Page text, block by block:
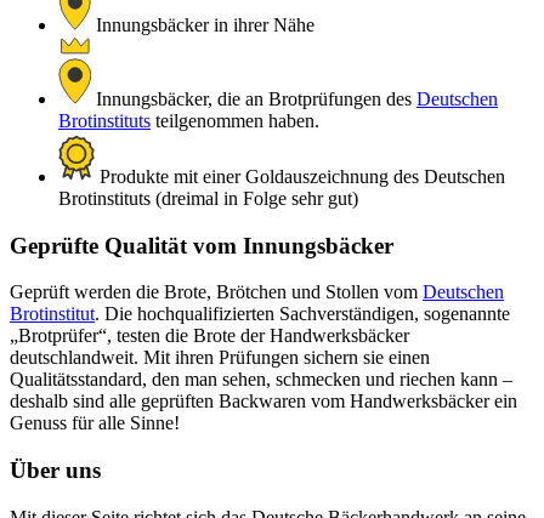
Innungsbäcker in ihrer Nähe
Innungsbäcker, die an Brotprüfungen des Deutschen
Brotinstituts teilgenommen haben.
Produkte mit einer Goldauszeichnung des Deutschen
Brotinstituts (dreimal in Folge sehr gut)
Geprüfte Qualität vom Innungsbäcker
Geprüft werden die Brote, Brötchen und Stollen vom Deutschen
Brotinstitut. Die hochqualifizierten Sachverständigen, sogenannte
„Brotprüfer“, testen die Brote der Handwerksbäcker
deutschlandweit. Mit ihren Prüfungen sichern sie einen
Qualitätsstandard, den man sehen, schmecken und riechen kann –
deshalb sind alle geprüften Backwaren vom Handwerksbäcker ein
Genuss für alle Sinne!
Über uns